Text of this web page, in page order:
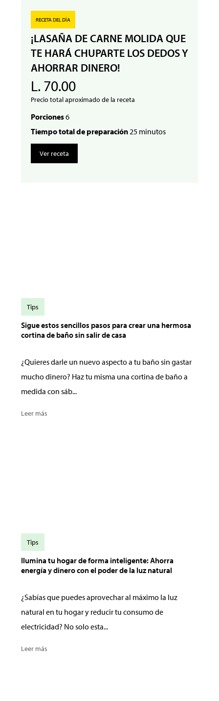
RECETA DEL DÍA
¡LASAÑA DE CARNE MOLIDA QUE
TE HARÁ CHUPARTE LOS DEDOS Y
AHORRAR DINERO!
L. 70.00
Precio total aproximado de la receta
Porciones6
Tiempo total de preparación25 minutos
Ver receta
Sigue estos sencillos pasos para crear una hermosa
cortina de baño sin salir de casa
¿Quieres darle un nuevo aspecto a tu baño sin gastar
mucho dinero? Haz tu misma una cortina de baño a
medida con sáb...
Leer más
Tips
Ilumina tu hogar de forma inteligente: Ahorra
energía y dinero con el poder de la luz natural
¿Sabías que puedes aprovechar al máximo la luz
natural en tu hogar y reducir tu consumo de
electricidad? No solo esta...
Leer más
Tips